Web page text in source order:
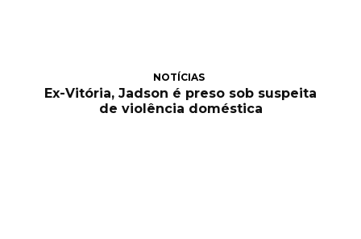
NOTÍCIAS
Ex-Vitória, Jadson é preso sob suspeita
de violência doméstica